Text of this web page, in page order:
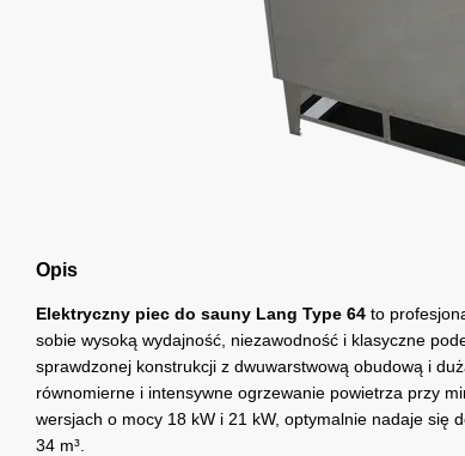
Opis
Elektryczny piec do sauny Lang Type 64 to
sobie wysoką wydajność, niezawodność i klasyczne
sprawdzonej konstrukcji z dwuwarstwową obudową i
równomierne i intensywne ogrzewanie powietrza przy
wersjach o mocy 18 kW i 21 kW, optymalnie nadaje się
34 m³.